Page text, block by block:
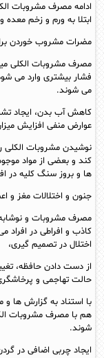
ادامه مصرف مشروبات
ابتلا به ورم و زخم
مضرات مشروب خوردن
مصرف مشروبات الکلی
فشار بیشتری وارد می
می شوند.
کاهش آب بدن، ایجاد
عوارض منفی افزایش
نوشیدن مشروبات الکلی
کند و بعضی از مواد
ها و بروز سنگ کلیه در
جنون و اختلالات مغز و
مصرف مشروبات و
کاذب و افراطی در
اختلال در تصمیم گیری،
از دست دادن حافظه،
حالت تهاجمی و
با استناد به گزارش ها و
هم با مصرف مشروبات
شوند.
ایجاد چربی اضافی در